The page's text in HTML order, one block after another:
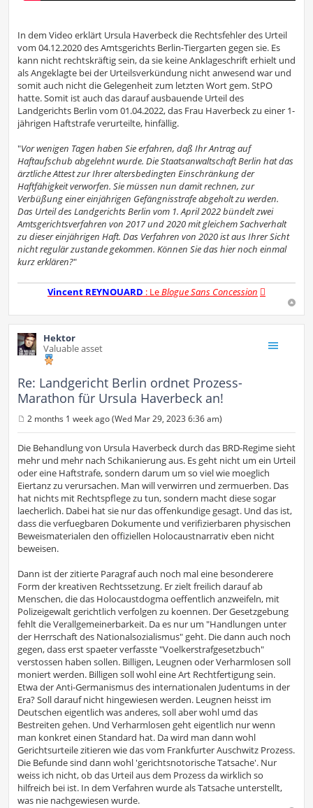
In dem Video erklärt Ursula Haverbeck die Rechtsfehler des Urteil
vom 04.12.2020 des Amtsgerichts Berlin-Tiergarten gegen sie. Es
kann nicht rechtskräftig sein, da sie keine Anklageschrift erhielt und
als Angeklagte bei der Urteilsverkündung nicht anwesend war und
somit auch nicht die Gelegenheit zum letzten Wort gem. StPO
hatte. Somit ist auch das darauf ausbauende Urteil des
Landgerichts Berlin vom 01.04.2022, das Frau Haverbeck zu einer 1-
jährigen Haftstrafe verurteilte, hinfällig.
"Vor wenigen Tagen haben Sie erfahren, daß Ihr Antrag auf
Haftaufschub abgelehnt wurde. Die Staatsanwaltschaft Berlin hat das
ärztliche Attest zur Ihrer altersbedingten Einschränkung der
Haftfähigkeit verworfen. Sie müssen nun damit rechnen, zur
Verbüßung einer einjährigen Gefängnisstrafe abgeholt zu werden.
Das Urteil des Landgerichts Berlin vom 1. April 2022 bündelt zwei
Amtsgerichtsverfahren von 2017 und 2020 mit gleichem Sachverhalt
zu dieser einjährigen Haft. Das Verfahren von 2020 ist aus Ihrer Sicht
nicht regulär zustande gekommen. Können Sie das hier noch einmal
kurz erklären?"
Vincent REYNOUARD : LeBlogue Sans Concession
Hektor
Valuable asset
Re: Landgericht Berlin ordnet Prozess-
Marathon für Ursula Haverbeck an!
o
s
2 months 1 week ago (Wed Mar 29, 2023 6:36 am)
Die Behandlung von Ursula Haverbeck durch das BRD-Regime sieht
mehr und mehr nach Schikanierung aus. Es geht nicht um ein Urteil
oder eine Haftstrafe, sondern darum um so viel wie moeglich
Eiertanz zu verursachen. Man will verwirren und zermuerben. Das
hat nichts mit Rechtspflege zu tun, sondern macht diese sogar
laecherlich. Dabei hat sie nur das offenkundige gesagt. Und das ist,
dass die verfuegbaren Dokumente und verifizierbaren physischen
Beweismaterialen den offiziellen Holocaustnarrativ eben nicht
beweisen.
Dann ist der zitierte Paragraf auch noch mal eine besonderere
Form der kreativen Rechtssetzung. Er zielt freilich darauf ab
Menschen, die das Holocaustdogma oeffentlich anzweifeln, mit
Polizeigewalt gerichtlich verfolgen zu koennen. Der Gesetzgebung
fehlt die Verallgemeinerbarkeit. Da es nur um "Handlungen unter
der Herrschaft des Nationalsozialismus" geht. Die dann auch noch
gegen, dass erst spaeter verfasste "Voelkerstrafgesetzbuch"
verstossen haben sollen. Billigen, Leugnen oder Verharmlosen soll
moniert werden. Billigen soll wohl eine Art Rechtfertigung sein.
Etwa der Anti-Germanismus des internationalen Judentums in der
Era? Soll darauf nicht hingewiesen werden. Leugnen heisst im
Deutschen eigentlich was anderes, soll aber wohl umd das
Bestreiten gehen. Und Verharmlosen geht eigentlich nur wenn
man konkret einen Standard hat. Da wird man dann wohl
Gerichtsurteile zitieren wie das vom Frankfurter Auschwitz Prozess.
Die Befunde sind dann wohl 'gerichtsnotorische Tatsache'. Nur
weiss ich nicht, ob das Urteil aus dem Prozess da wirklich so
hilfreich bei ist. In dem Verfahren wurde als Tatsache unterstellt,
was nie nachgewiesen wurde.